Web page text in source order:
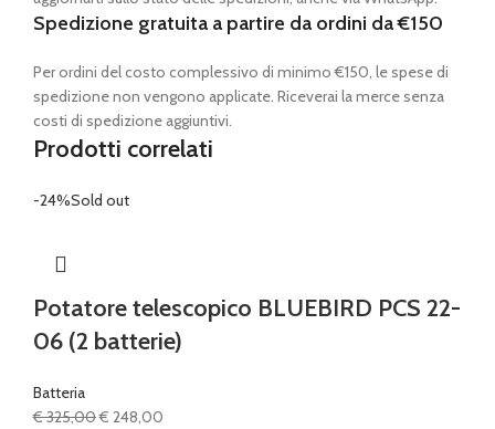
Spedizione gratuita a partire da ordini da €150
Per ordini del costo complessivo di minimo €150, le spese di
spedizione non vengono applicate. Riceverai la merce senza
costi di spedizione aggiuntivi.
Prodotti correlati
-24%Sold out
Potatore telescopico BLUEBIRD PCS 22-
06 (2 batterie)
Batteria
€325,00Il€ 248,00